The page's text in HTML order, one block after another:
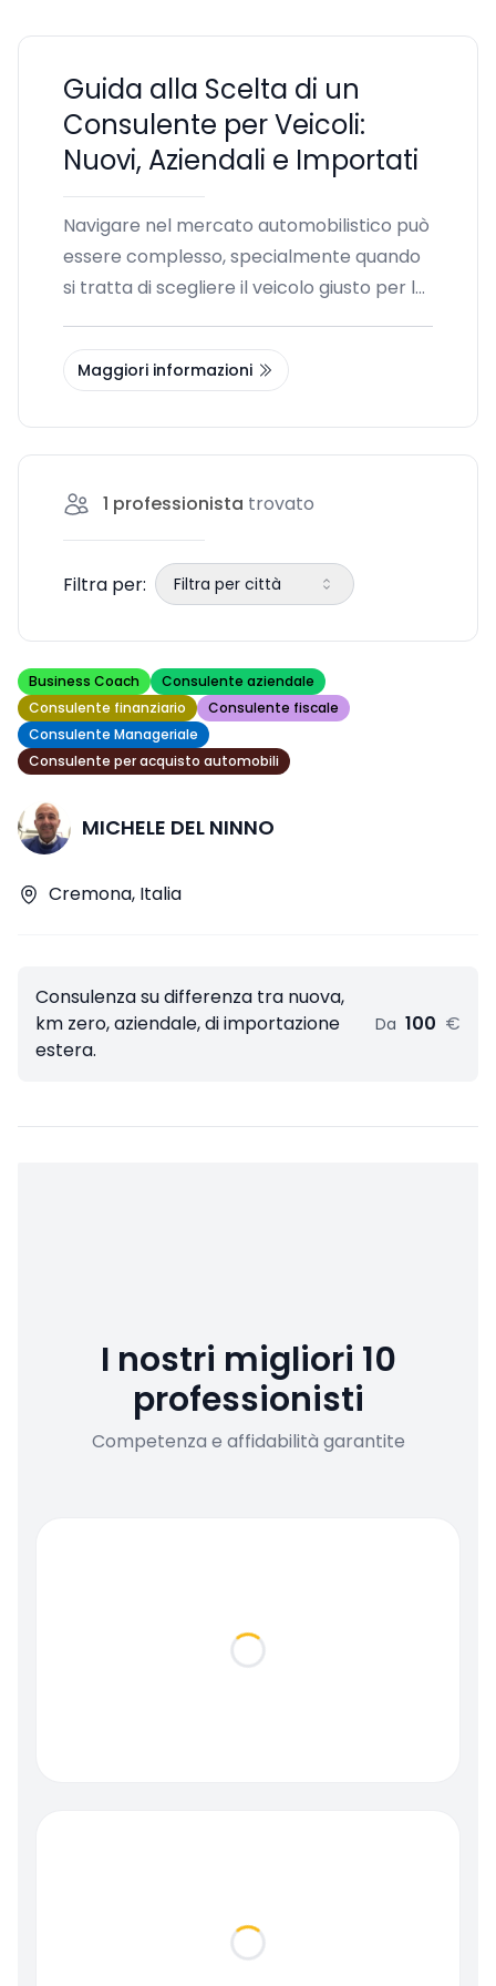
Guida alla Scelta di un
Consulente per Veicoli:
Nuovi, Aziendali e Importati
Navigare nel mercato automobilistico può
essere complesso, specialmente quando
si tratta di scegliere il veicolo giusto per le
veicolo nuovo, km zero, aziendale o
importato, l'assistenza di un consulente
esploreremo le diverse tipologie di
Maggiori informazioni
1 professionista trovato
Filtra per: Filtra per città
Business Coach
Consulente aziendale
Consulente finanziario
Consulente fiscale
Consulente Manageriale
Consulente per acquisto automobili
MICHELE DEL NINNO
Cremona, Italia
Consulenza su differenza tra nuova,
km zero, aziendale, di importazione
estera.
Da 100 €
I nostri migliori 10
professionisti
Competenza e affidabilità garantite
Loading...
Loading...